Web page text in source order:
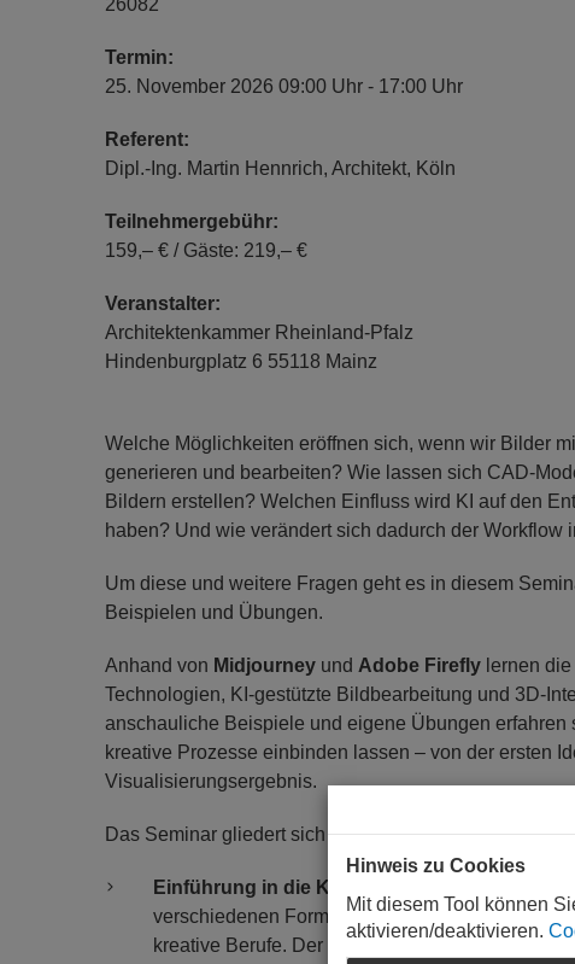
26082
Termin:
25. November 2026 09:00 Uhr - 17:00 Uhr
Referent:
Dipl.-Ing. Martin Hennrich, Architekt, Köln
Teilnehmergebühr:
159,– € / Gäste: 219,– €
Veranstalter:
Architektenkammer Rheinland-Pfalz
Hindenburgplatz 6 55118 Mainz
Welche Möglichkeiten eröffnen sich, wenn wir Bilder
generieren und bearbeiten? Wie lassen sich CAD-
Bildern erstellen? Welchen Einfluss wird KI auf den
haben? Und wie verändert sich dadurch der Workflow
Um diese und weitere Fragen geht es in diesem
Beispielen und Übungen.
Anhand von Midjourney und Adobe Firefly lernen
Technologien, KI-gestützte Bildbearbeitung und 3D-
anschauliche Beispiele und eigene Übungen erfahren
kreative Prozesse einbinden lassen – von der ersten
Visualisierungsergebnis.
Das Seminar gliedert sich in:
Einführung in die KI.
verschiedenen Formen der Künstlichen
kreative Berufe. Der Schwerpunkt liegt auf Text-
Hinweis zu Cookies
Mit diesem Tool können
aktivieren/deaktivieren.